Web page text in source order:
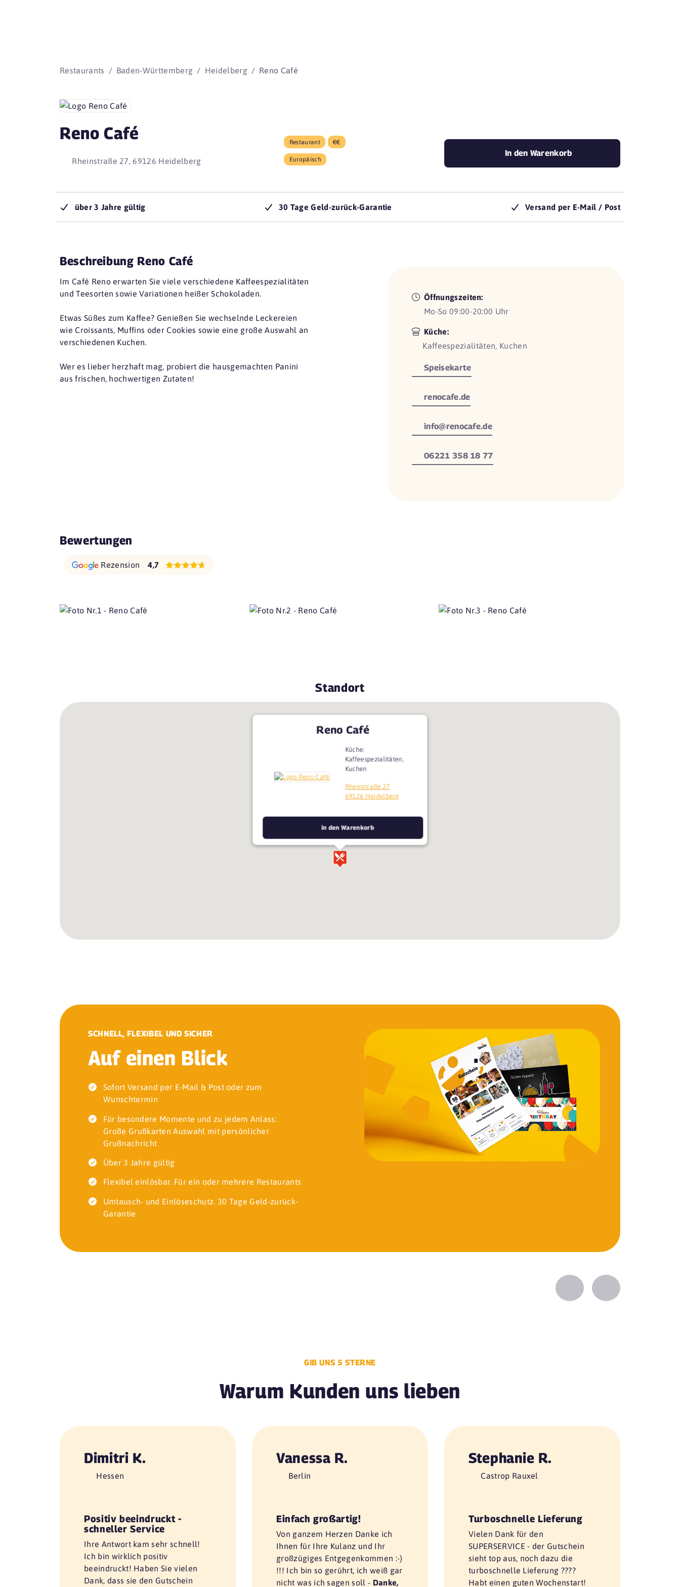
Restaurants Baden-Württemberg Heidelberg Reno Café
Reno Café
Rheinstraße 27, 69126 Heidelberg
Restaurant €€
Europäisch
In den Warenkorb
über 3 Jahre gültig 30 Tage Geld-zurück-Garantie Versand per E-Mail / Post
Beschreibung Reno Café
Im Café Reno erwarten Sie viele verschiedene Kaffeespezialitäten
und Teesorten sowie Variationen heißer Schokoladen.
Etwas Süßes zum Kaffee? Genießen Sie wechselnde Leckereien
wie Croissants, Muffins oder Cookies sowie eine große Auswahl an
verschiedenen Kuchen.
Wer es lieber herzhaft mag, probiert die hausgemachten Panini
aus frischen, hochwertigen Zutaten!
Öffnungszeiten:
Mo-So 09:00-20:00 Uhr
Küche:
Kaffeespezialitäten, Kuchen
Speisekarte
renocafe.de
info@renocafe.de
06221 358 18 77
Bewertungen
Rezension 4,7
Standort
Reno Café
Küche:
Kaffeespezialitäten,
Kuchen
Rheinstraße 27
69126 Heidelberg
in den Warenkorb
SCHNELL, FLEXIBEL UND SICHER
Auf einen Blick
Sofort Versand per E-Mail & Post oder zum
Wunschtermin
Für besondere Momente und zu jedem Anlass:
Große Grußkarten Auswahl mit persönlicher
Grußnachricht
Über 3 Jahre gültig
Flexibel einlösbar. Für ein oder mehrere Restaurants
Umtausch- und Einlöseschutz. 30 Tage Geld-zurück-
Garantie
Zurück Vorwärts
GIB UNS 5 STERNE
Warum Kunden uns lieben
Dimitri K.
Hessen
Positiv beeindruckt -
schneller Service
Ihre Antwort kam sehr schnell!
Ich bin wirklich positiv
beeindruckt! Haben Sie vielen
Dank, dass sie den Gutschein
Vanessa R.
Berlin
Einfach großartig!
Von ganzem Herzen Danke ich
Ihnen für Ihre Kulanz und Ihr
großzügiges Entgegenkommen :-)
!!! Ich bin so gerührt, ich weiß gar
nicht was ich sagen soll - Danke,
Stephanie R.
Castrop Rauxel
Turboschnelle Lieferung
Vielen Dank für den
SUPERSERVICE - der Gutschein
sieht top aus, noch dazu die
turboschnelle Lieferung ????
Habt einen guten Wochenstart!